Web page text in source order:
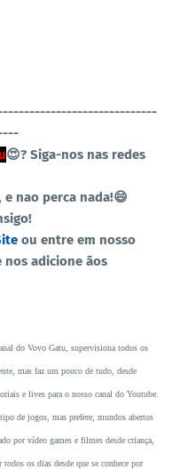
😍? Siga-nos nas redes
nao perca nada!😄
ou entre em nosso
nos adicione ãos
do Vovo Gatu, supervisiona todos os
mas faz um pouco de tudo, desde
e lives para o nosso canal do Youtube.
de jogos, mas prefere, mundos abertos
por vídeo games e filmes desde criança,
os dias desde que se conhece por